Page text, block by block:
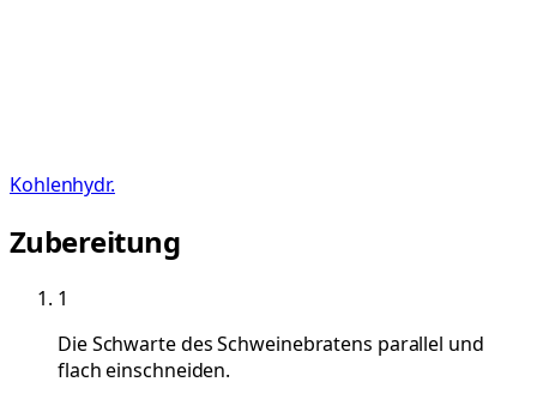
Kohlenhydr.
Zubereitung
1
Die Schwarte des Schweinebratens parallel und
flach einschneiden.